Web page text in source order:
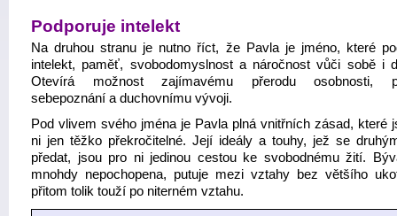
Podporuje intelekt
Na druhou stranu je nutno říct, že Pavla je jméno, které
intelekt, paměť, svobodomyslnost a náročnost vůči sobě i
Otevírá možnost zajímavému přerodu osobnosti,
sebepoznání a duchovnímu vývoji.
Pod vlivem svého jména je Pavla plná vnitřních zásad, které
ni jen těžko překročitelné. Její ideály a touhy, jež se
předat, jsou pro ni jedinou cestou ke svobodnému žití.
mnohdy nepochopena, putuje mezi vztahy bez většího
přitom tolik touží po niterném vztahu.